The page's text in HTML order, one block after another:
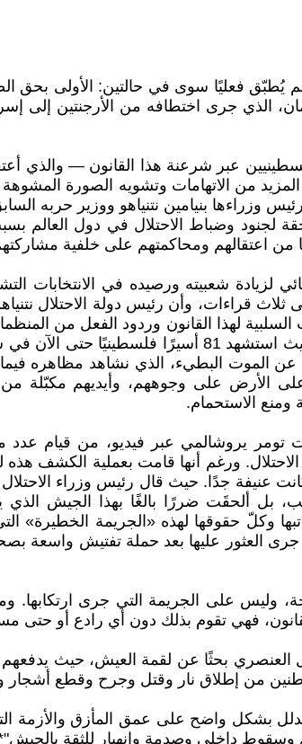
الذي جرى اختطافه من الأرجنتين إلى
عبر شرعنة هذا القانون — والذي
من الاتهامات وتشويه الصورة
وزراءها بنيامين نتنياهو ووزير حربه
لجنود وضباط الاحتلال في دول
اعتقالهم ومحاكمتهم على خلفية
لزيادة شعبيته ورصيده في الانتخابات
ثلاث قراءات، وأن رئيس دولة الاحتلال
لهذا القانون وردود الفعل من
عن الموت البطيء، الذي نشاهد
على وجوههم، وأيديهم مكبّلة من
الاستحمام.
تومر يروشالمي عبر فيديو، من
ورغم أنها قامت بعملية الكشف هذه
عنيفة جدًا. حيث قال رئيس وزراء
ألحقَت ضررًا بالغًا بهذا الجيش الذي
وكلّ حقوقها لهذه «الجريمة الخطيرة»
جرى العثور عليها بعد حملة تفتيش
وليس على الجريمة التي جرى
فهي تقوم بذلك دون أي رادع أو حتى
بحثًا عن لقمة العيش، حيث يدفعهم
من إطلاق نار وقتل وجرح وقطع
بشكل واضح على عمق المأزق والأزمة